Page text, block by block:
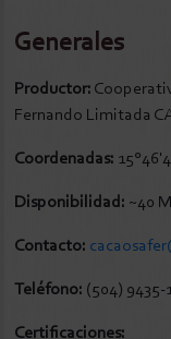
Generales
Productor:
Fernando Limitada
Coordenadas:
Disponibilidad: ~40
Contacto:
Teléfono: (504) 9435-
Certificaciones: